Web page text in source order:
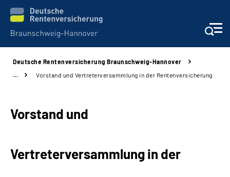
Karriere
Deutsche Rentenversicherung Braunschweig-Hannover
…
Vorstand und Vertreterversammlung in der Rentenversicherung
Vorstand und
Vertreterversammlung in der